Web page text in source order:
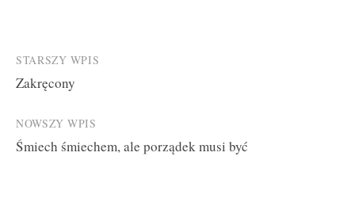
Post
navigation
STARSZY WPIS
Zakręcony
NOWSZY WPIS
Śmiech śmiechem, ale porządek musi być